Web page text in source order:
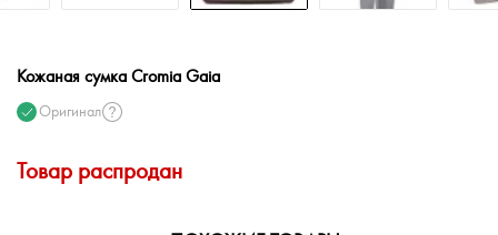
Кожаная сумка Cromia Gaia
Оригинал
Товар распродан